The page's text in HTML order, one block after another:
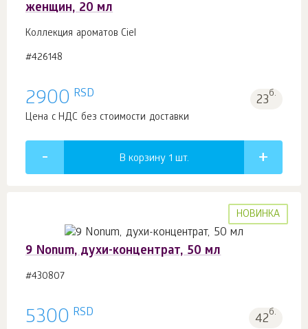
женщин, 20 мл
Коллекция ароматов Ciel
#426148
2900 RSD 23б.
Цена с НДС без стоимости доставки
В корзину 1 шт.
НОВИНКА
9 Nonum, духи-концентрат, 50 мл
#430807
5300 RSD 42б.